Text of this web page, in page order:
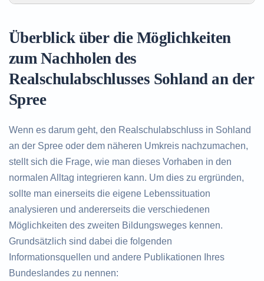
Spree
Alternativen zum nachträglichen Erwerb des
Realschulabschlusses in Sohland an der Spree
Beratung in Sohland an der Spree rund um das
Überblick über die Möglichkeiten
zum Nachholen des
Realschulabschlusses Sohland an der
Spree
Wenn es darum geht, den Realschulabschluss in Sohland
an der Spree oder dem näheren Umkreis nachzumachen,
stellt sich die Frage, wie man dieses Vorhaben in den
normalen Alltag integrieren kann. Um dies zu ergründen,
sollte man einerseits die eigene Lebenssituation
analysieren und andererseits die verschiedenen
Möglichkeiten des zweiten Bildungsweges kennen.
Grundsätzlich sind dabei die folgenden
Informationsquellen und andere Publikationen Ihres
Bundeslandes zu nennen: